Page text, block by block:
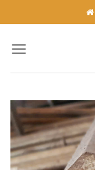
to
content